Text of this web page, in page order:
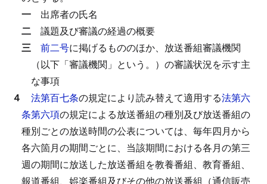
一
出席者の氏名
二
議題及び審議の経過の概要
三
前二号に掲げるもののほか、放送番組審議機関
（以下「審議機関」という。）の審議状況を示す主
な事項
４
法第百七条の規定により読み替えて適用する法第六
条第六項の規定による放送番組の種別及び放送番組の
種別ごとの放送時間の公表については、毎年四月から
各六箇月の期間ごとに、当該期間における各月の第三
週の期間に放送した放送番組を教養番組、教育番組、
報道番組、娯楽番組及びその他の放送番組（通信販売